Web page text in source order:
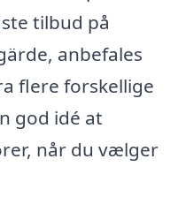
tilbud på
anbefales
flere forskellige
god idé at
når du vælger